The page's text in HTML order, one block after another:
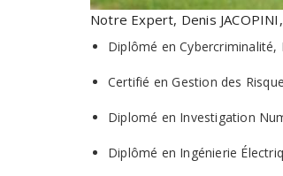
Notre Expert, Denis
Diplômé en
Certifié en Gestion des
Diplomé en Investigation
Diplômé en Ingénierie